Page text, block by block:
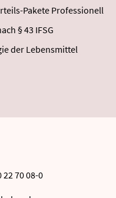
Pakete Professionell
§ 43 IFSG
der Lebensmittel
22 70 08-0